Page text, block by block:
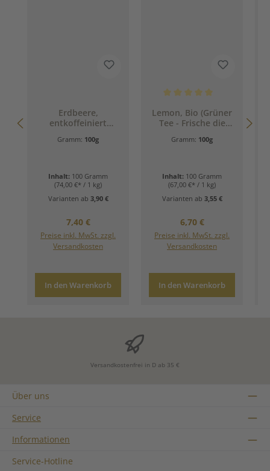
Erdbeere,
entkoffeiniert
um die Uhr)
Gramm: 100g
Inhalt: 100 Gramm
(74,00 €* / 1 kg)
Varianten ab 3,90 €
Regulärer Preis:
7,40 €
Preise inkl. MwSt. zzgl.
Versandkosten
In den Warenkorb
Lemon, Bio (Grüner
Tee - Frische die
Gramm: 100g
Inhalt: 100 Gramm
(67,00 €* / 1 kg)
Varianten ab 3,55 €
Regulärer Preis:
6,70 €
Preise inkl. MwSt. zzgl.
Versandkosten
In den Warenkorb
Versandkostenfrei in D ab 35 €
Über uns
Service
Informationen
Service-Hotline